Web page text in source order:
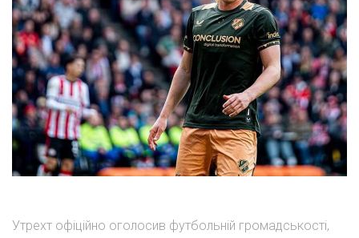
Утрехт офіційно оголосив футбольній громадськості,